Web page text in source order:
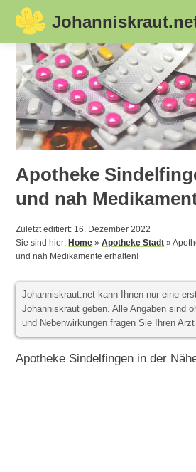
Skip
content
Apotheke
und nah
Zuletzt editiert: 16. Dezember 2022
Sie sind hier:Home »Apotheke Stadt »
und nah Medikamente erhalten!
Johanniskraut.net kann Ihnen nur eine
Johanniskraut geben. Alle Angaben sind
und Nebenwirkungen fragen Sie Ihren
Apotheke Sindelfingen in der